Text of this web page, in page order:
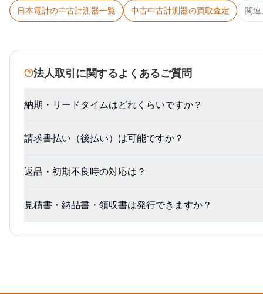
日本電計の中古計測器一覧 中古中古計測器の買取査定 関
法人取引に関するよくあるご質問
納期・リードタイムはどれくらいですか？
請求書払い（後払い）は可能ですか？
返品・初期不良時の対応は？
見積書・納品書・領収書は発行できますか？